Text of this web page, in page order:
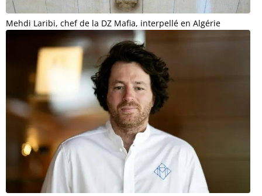
Mehdi Laribi, chef de la DZ Mafia, interpellé en Algérie